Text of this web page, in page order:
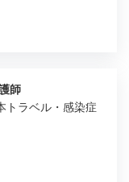
師
トラベル・感染症